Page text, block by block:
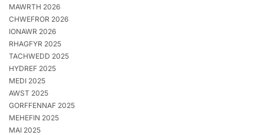
MAWRTH 2026
CHWEFROR 2026
IONAWR 2026
RHAGFYR 2025
TACHWEDD 2025
HYDREF 2025
MEDI 2025
AWST 2025
GORFFENNAF 2025
MEHEFIN 2025
MAI 2025